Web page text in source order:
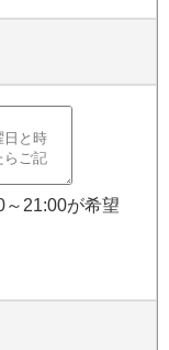
21:00が希望